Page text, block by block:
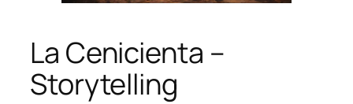
La Cenicienta –
Storytelling